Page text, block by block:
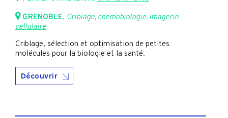
GRENOBLE, Criblage, chemobiologie,Imagerie
cellulaire
Criblage, sélection et optimisation de petites
molécules pour la biologie et la santé.
Découvrir